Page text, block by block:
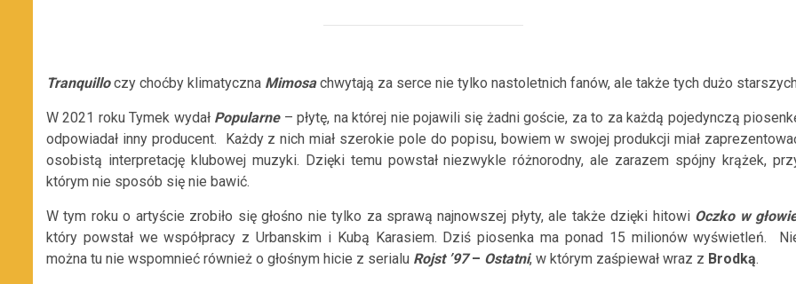
Tranquilloczy choćby klimatyczna Mimosachwytają za serce nie tylko nastoletnich fanów, ale także tych dużo
W 2021 roku Tymek wydał Popularne– płytę, na której nie pojawili się żadni goście, za to za każdą pojedynczą
odpowiadał inny producent. Każdy z nich miał szerokie pole do popisu, bowiem w swojej produkcji miał
osobistą interpretację klubowej muzyki. Dzięki temu powstał niezwykle różnorodny, ale zarazem spójny krążek,
którym nie sposób się nie bawić.
W tym roku o artyście zrobiło się głośno nie tylko za sprawą najnowszej płyty, ale także dzięki hitowi Oczko w
który powstał we współpracy z Urbanskim i Kubą Karasiem. Dziś piosenka ma ponad 15 milionów wyświetleń.
można tu nie wspomnieć również o głośnym hicie z serialu Rojst ’97 – Ostatni, w którym zaśpiewał wraz z Brodką.